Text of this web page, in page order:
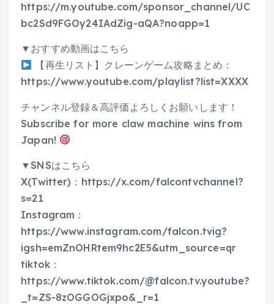
https://m.youtube.com/sponsor_channel/UC
bc2Sd9FGOy24IAdZig-aQA?noapp=1
▼おすすめ動画はこちら
【再生リスト】クレーンゲーム攻略まとめ：
https://www.youtube.com/playlist?list=XXXX
チャンネル登録＆高評価よろしくお願いします！
Subscribe for more claw machine wins from
Japan!
▼SNSはこちら
X(Twitter)：https://x.com/falcontvchannel?
s=21
Instagram：
https://www.instagram.com/falcon.tvig?
igsh=emZnOHRtem9hc2E5&utm_source=qr
tiktok：
https://www.tiktok.com/@falcon.tv.youtube?
_t=ZS-8zOGGOGjxpo&_r=1